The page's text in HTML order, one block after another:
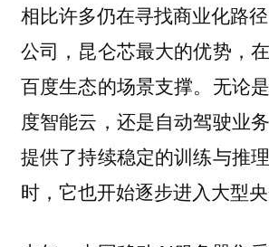
相比许多仍在寻找商业化路
公司，昆仑芯最大的优势，
百度生态的场景支撑。无论
度智能云，还是自动驾驶业
提供了持续稳定的训练与推
时，它也开始逐步进入大型央